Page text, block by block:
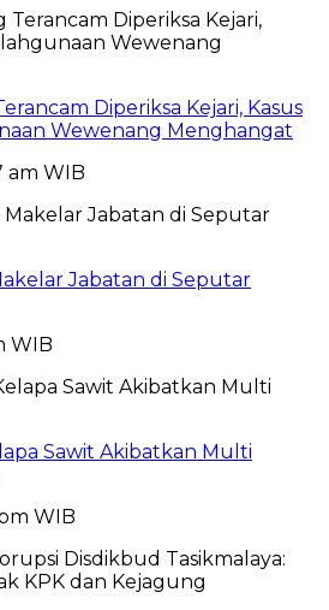
Diperiksa Kejari, Kasus
Wewenang Menghangat
am WIB
Jabatan di Seputar
WIB
Sawit Akibatkan Multi
WIB